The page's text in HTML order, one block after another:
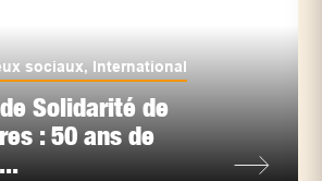
sociaux, International
Solidarité de
: 50 ans de